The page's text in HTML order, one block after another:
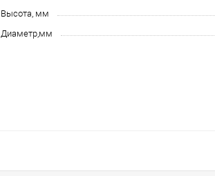
Высота, мм
Диаметр,мм